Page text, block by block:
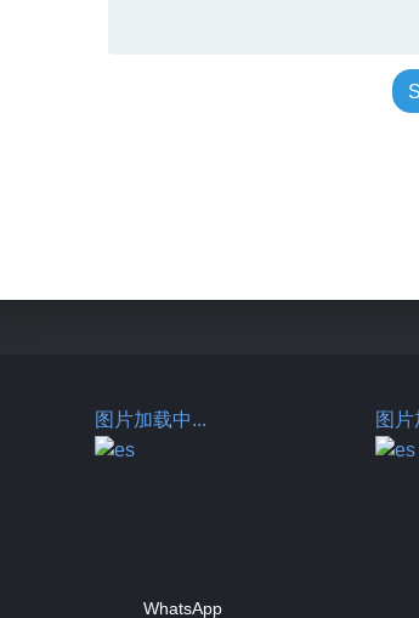
图片加载中...
WhatsApp
图片